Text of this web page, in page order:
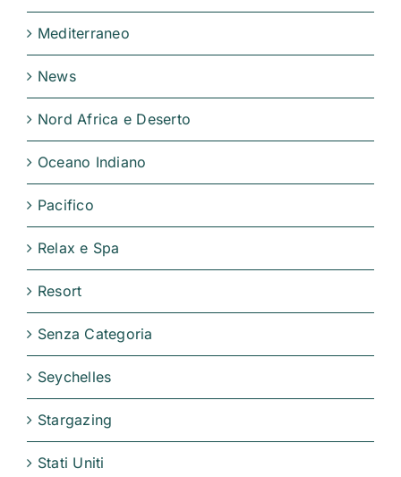
Mediterraneo
News
Nord Africa e Deserto
Oceano Indiano
Pacifico
Relax e Spa
Resort
Senza Categoria
Seychelles
Stargazing
Stati Uniti